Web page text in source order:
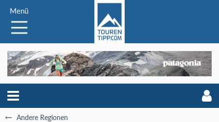
Menü
Andere Regionen